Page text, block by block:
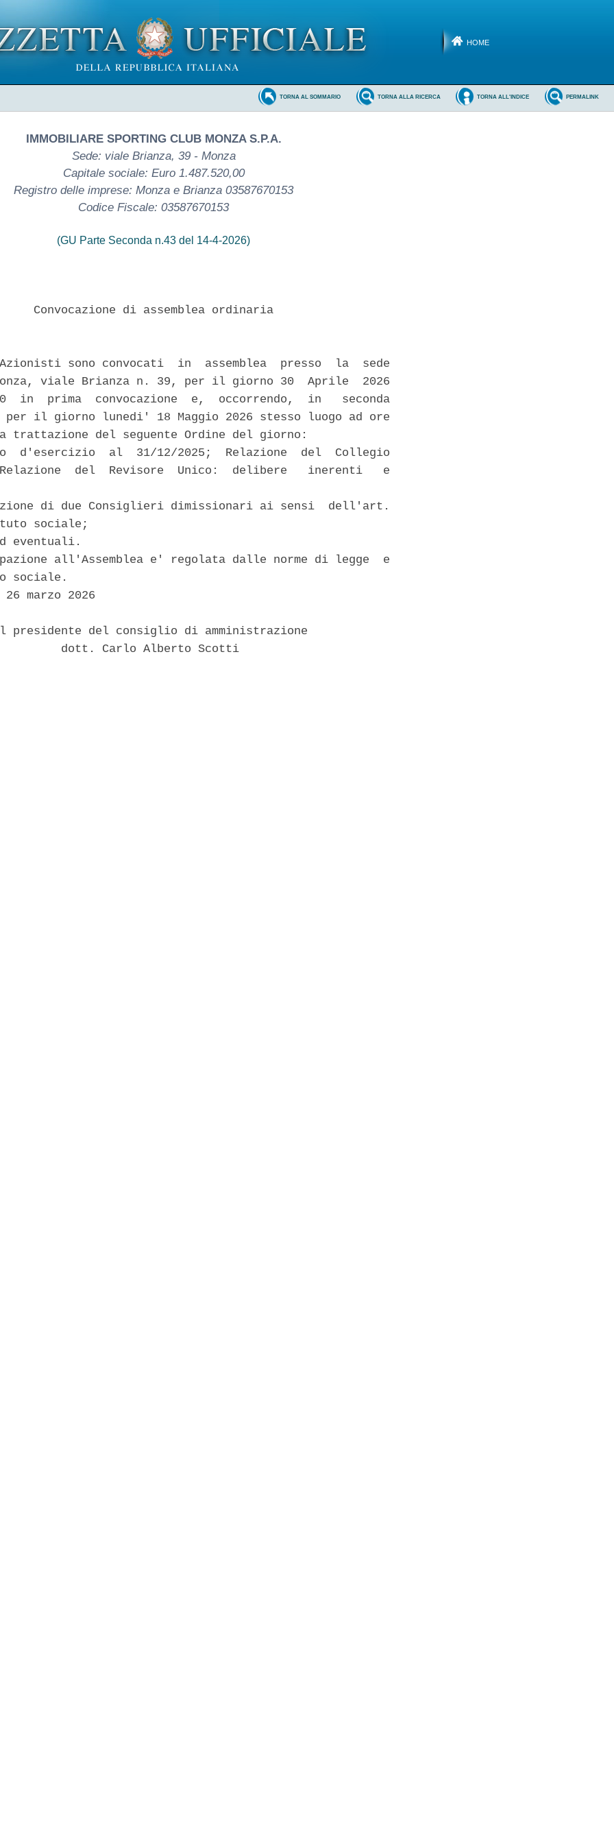
HOME
PERMALINK
TORNA ALL'INDICE
TORNA ALLA RICERCA
TORNA AL SOMMARIO
IMMOBILIARE SPORTING CLUB MONZA S.P.A.
Sede: viale Brianza, 39 - Monza
Capitale sociale: Euro 1.487.520,00
Registro delle imprese: Monza e Brianza 03587670153
Codice Fiscale: 03587670153
(GU Parte Seconda n.43 del 14-4-2026)
Convocazione di assemblea ordinaria
sono convocati  in  assemblea  presso  la  sede
viale Brianza n. 39, per il giorno 30  Aprile  2026
in  prima  convocazione  e,  occorrendo,  in   seconda
per il giorno lunedi' 18 Maggio 2026 stesso luogo ad ore
trattazione del seguente Ordine del giorno:
d'esercizio  al  31/12/2025;  Relazione  del  Collegio
del  Revisore  Unico:  delibere   inerenti   e
di due Consiglieri dimissionari ai sensi  dell'art.
sociale;
eventuali.
all'Assemblea e' regolata dalle norme di legge  e
sociale.
26 marzo 2026
presidente del consiglio di amministrazione
dott. Carlo Alberto Scotti